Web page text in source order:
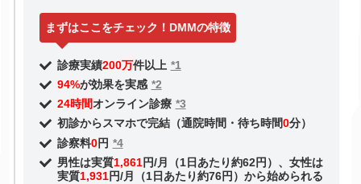
まずはここをチェック！DMMの特徴
診療実績200万件以上 *1
94%が効果を実感 *2
24時間オンライン診療 *3
初診からスマホで完結（通院時間・待ち時間0分）
診察料0円 *4
男性は実質1,861円/月（1日あたり約62円）、女性は
実質1,931円/月（1日あたり約76円）から始められる